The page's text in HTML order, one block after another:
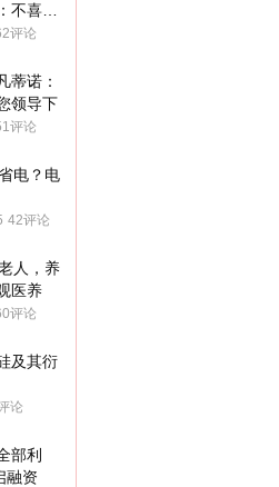
不喜欢
评论
蒂诺：
领导下
评论
电？电
42评论
人，养
医养
评论
及其衍
论
部利
融资